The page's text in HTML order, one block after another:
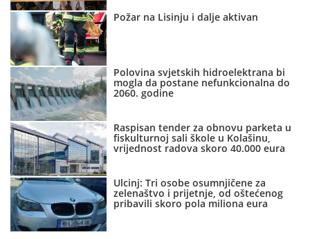
Požar na Lisinju i dalje aktivan
Polovina svjetskih hidroelektrana bi
mogla da postane nefunkcionalna do
2060. godine
Raspisan tender za obnovu parketa u
fiskulturnoj sali škole u Kolašinu,
vrijednost radova skoro 40.000 eura
Ulcinj: Tri osobe osumnjičene za
zelenaštvo i prijetnje, od oštećenog
pribavili skoro pola miliona eura